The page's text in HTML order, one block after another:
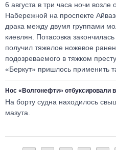
6 августа в три часа ночи
Набережной на проспекте
драка между двумя группами
киевлян. Потасовка
получил тяжелое ножевое
подозреваемого в тяжком
«Беркут» пришлось применить
Нос «Волгонефти» отбуксировали
На борту судна находилось
мазута.